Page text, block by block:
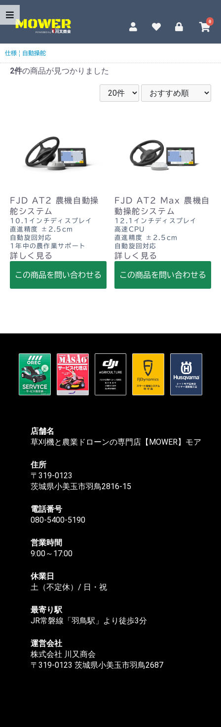
0
仕様 | 自動操舵
2件の商品が見つかりました
FJD AT2 農機自動操
舵システム
10.1インチディスプレイ
直進精度 ±2.5cm
自動旋回対応
1年中の農作業サポート
詳しく見る
この商品を問い合わせる
FJD AT2 Max 農機自
動操舵システム
12.1インチディスプレイ
高速CPU
直進精度 ±2.5cm
自動旋回対応
詳しく見る
この商品を問い合わせる
店舗名
草刈機と農業ドローンの専門店【MOWER】モア
住所
〒319-0123
茨城県小美玉市羽鳥2816-15
電話番号
080-5400-5190
営業時間
9:00～17:00
休業日
土（不定休）/ 日・祝
最寄り駅
JR常磐線「羽鳥駅」より徒歩3分
運営会社
株式会社 川又商会
〒319-0123 茨城県小美玉市羽鳥2687